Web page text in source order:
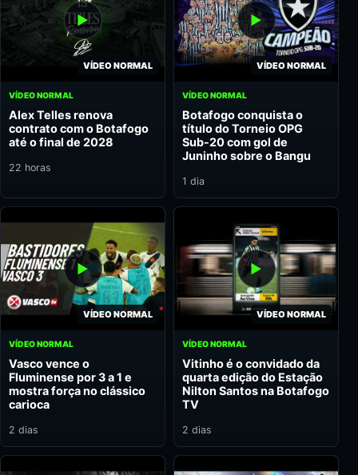
VÍDEO NORMAL
VÍDEO NORMAL
Alex Telles renova
contrato com o Botafogo
até o final de 2028
22 horas
VÍDEO NORMAL
VÍDEO NORMAL
Botafogo conquista o
título do Torneio OPG
Sub-20 com gol de
Juninho sobre o Bangu
1 dia
VÍDEO NORMAL
VÍDEO NORMAL
Vasco vence o
Fluminense por 3 a 1 e
mostra força no clássico
carioca
2 dias
VÍDEO NORMAL
VÍDEO NORMAL
Vitinho é o convidado da
quarta edição do Estação
Nilton Santos na Botafogo
TV
2 dias